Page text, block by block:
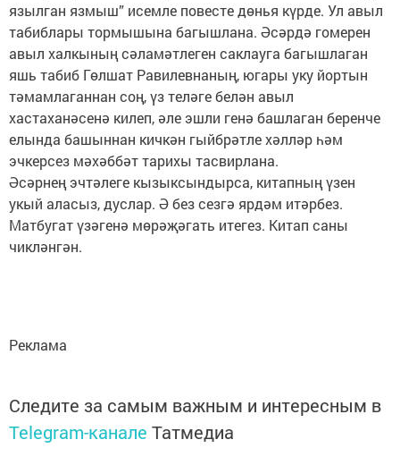
язылган язмыш” исемле повесте дөнья күрде. Ул авыл
табиблары тормышына багышлана. Әсәрдә гомерен
авыл халкының сәламәтлеген саклауга багышлаган
яшь табиб Гөлшат Равилевнаның, югары уку йортын
тәмамлаганнан соң, үз теләге белән авыл
хастаханәсенә килеп, әле эшли генә башлаган беренче
елында башыннан кичкән гыйбрәтле хәлләр һәм
эчкерсез мәхәббәт тарихы тасвирлана.
Әсәрнең эчтәлеге кызыксындырса, китапның үзен
укый аласыз, дуслар. Ә без сезгә ярдәм итәрбез.
Матбугат үзәгенә мөрәҗәгать итегез. Китап саны
чикләнгән.
Реклама
Следите за самым важным и интересным в
Telegram-канале Татмедиа